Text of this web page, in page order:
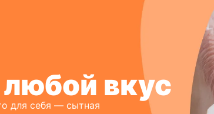
вкус
для себя — сытная